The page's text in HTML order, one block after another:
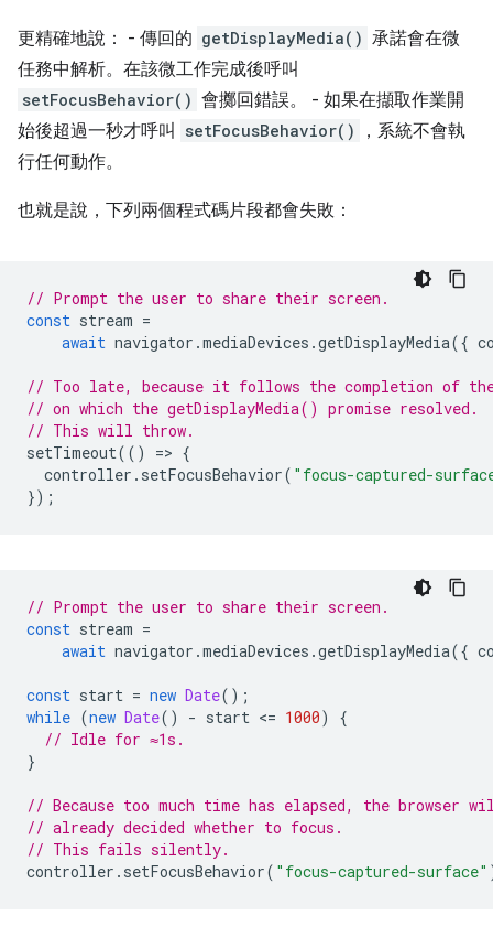
更精確地說： - 傳回的 getDisplayMedia() 承諾會在微
任務中解析。在該微工作完成後呼叫
setFocusBehavior() 會擲回錯誤。 - 如果在擷取作業開
始後超過一秒才呼叫
setFocusBehavior()
，系統不會執
行任何動作。
也就是說，下列兩個程式碼片段都會失敗：
// Prompt the user to share their screen.
const stream =
await navigator .mediaDevices .getDisplayMedia({
// Too late, because it follows the completion of
// on which the getDisplayMedia() promise resolved.
// This will throw.
setTimeout(() => {
controller . setFocusBehavior( "focus-captured-
});
// Prompt the user to share their screen.
const stream =
await navigator .mediaDevices .getDisplayMedia({
const start = new Date();
while (new Date() - start <= 1000)
{
// Idle for ≈1s.
}
// Because too much time has elapsed, the browser
// already decided whether to focus.
// This fails silently.
controller . setFocusBehavior( "focus-captured-surface"